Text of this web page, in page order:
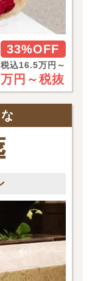
33%OFF
税込16.5万円～
万円～税抜